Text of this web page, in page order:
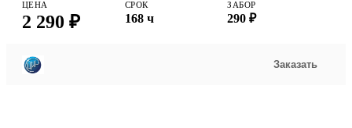
ЦЕНА
2 290 ₽
СРОК
168 ч
ЗАБОР
290 ₽
Заказать